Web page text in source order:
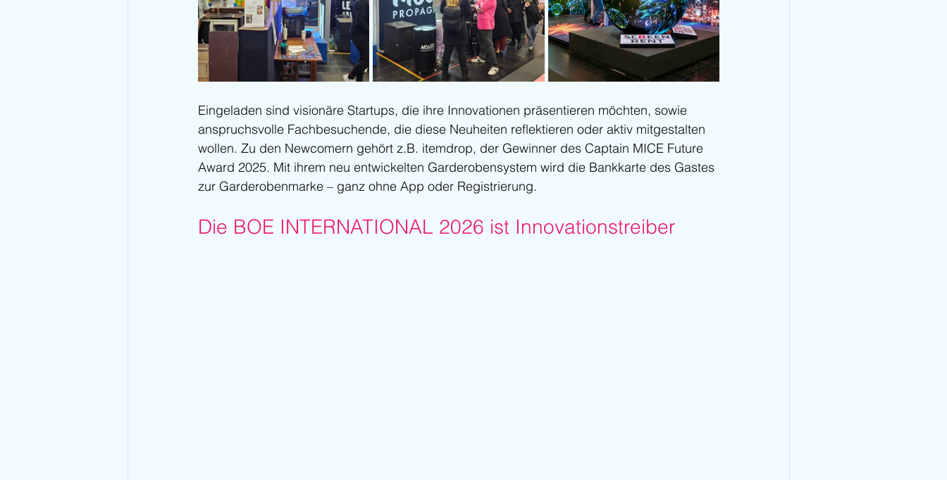
Eingeladen sind visionäre Startups, die ihre Innovationen präsentieren möchten, sowie
anspruchsvolle Fachbesuchende, die diese Neuheiten reflektieren oder aktiv mitgestalten
wollen. Zu den Newcomern gehört z.B. itemdrop, der Gewinner des Captain MICE Future
Award 2025. Mit ihrem neu entwickelten Garderobensystem wird die Bankkarte des Gastes
zur Garderobenmarke – ganz ohne App oder Registrierung.
Die BOE INTERNATIONAL 2026 ist Innovationstreiber